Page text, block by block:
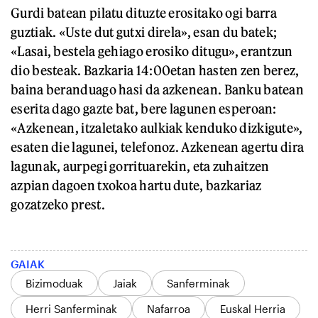
Gurdi batean pilatu dituzte erositako ogi barra
guztiak. «Uste dut gutxi direla», esan du batek;
«Lasai, bestela gehiago erosiko ditugu», erantzun
dio besteak. Bazkaria 14:00etan hasten zen berez,
baina beranduago hasi da azkenean. Banku batean
eserita dago gazte bat, bere lagunen esperoan:
«Azkenean, itzaletako aulkiak kenduko dizkigute»,
esaten die lagunei, telefonoz. Azkenean agertu dira
lagunak, aurpegi gorrituarekin, eta zuhaitzen
azpian dagoen txokoa hartu dute, bazkariaz
gozatzeko prest.
GAIAK
Bizimoduak
Jaiak
Sanferminak
Herri Sanferminak
Nafarroa Euskal Herria